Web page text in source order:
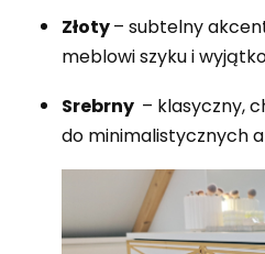
Złoty– subtelny
meblowi szyku i
Srebrny – klasyczny,
do minimalistycznych